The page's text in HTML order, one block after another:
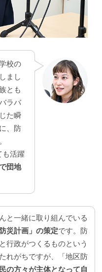
校の
まし
とも
ラバ
た瞬
、防
も活躍
団地
と一緒に取り組んでいる
防災計画」の策定です。防
行政がつくるものという
れがちですが、「地区防
の方々が主体となって自